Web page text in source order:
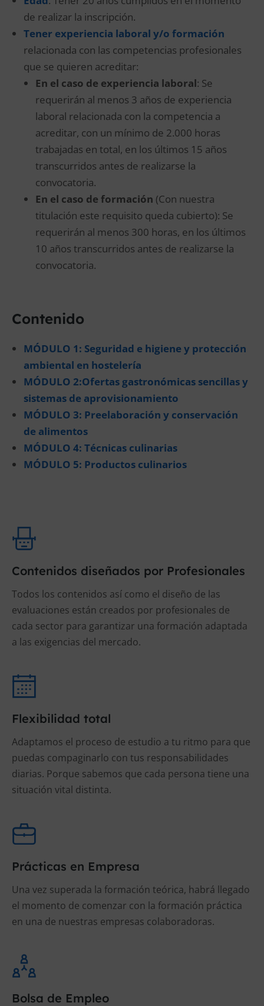
de realizar la inscripción.
Tener experiencia laboral y/o formación
relacionada con las competencias profesionales
que se quieren acreditar:
En el caso de experiencia laboral: Se
requerirán al menos 3 años de experiencia
laboral relacionada con la competencia a
acreditar, con un mínimo de 2.000 horas
trabajadas en total, en los últimos 15 años
transcurridos antes de realizarse la
convocatoria.
En el caso de formación (Con nuestra
titulación este requisito queda cubierto): Se
requerirán al menos 300 horas, en los últimos
10 años transcurridos antes de realizarse la
convocatoria.
Contenido
MÓDULO 1: Seguridad e higiene y protección
ambiental en hostelería
MÓDULO 2:Ofertas gastronómicas sencillas y
sistemas de aprovisionamiento
MÓDULO 3: Preelaboración y conservación
de alimentos
MÓDULO 4: Técnicas culinarias
MÓDULO 5: Productos culinarios
Contenidos diseñados por Profesionales
Todos los contenidos así como el diseño de las
evaluaciones están creados por profesionales de
cada sector para garantizar una formación adaptada
a las exigencias del mercado.
Flexibilidad total
Adaptamos el proceso de estudio a tu ritmo para que
puedas compaginarlo con tus responsabilidades
diarias. Porque sabemos que cada persona tiene una
situación vital distinta.
Prácticas en Empresa
Una vez superada la formación teórica, habrá llegado
el momento de comenzar con la formación práctica
en una de nuestras empresas colaboradoras.
Bolsa de Empleo